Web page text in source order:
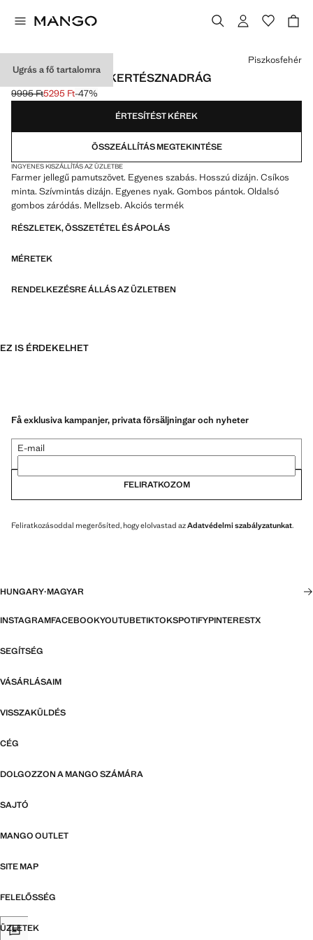
Ugrás a fő tartalomra
CSÍKOS FARMER KERTÉSZNADRÁG
Kezdeti ár áthúzva [9995 Ft ]
9995 Ft
Jelenlegi ár [5295 Ft ]
5295 Ft-47%
Válassz egy színt
Piszkosfehér
ÉRTESÍTÉST KÉREK
ÖSSZEÁLLÍTÁS MEGTEKINTÉSE
INGYENES KISZÁLLÍTÁS AZ ÜZLETBE
Farmer jellegű pamutszövet. Egyenes szabás. Hosszú dizájn. Csíkos
minta. Szívmintás dizájn. Egyenes nyak. Gombos pántok. Oldalsó
gombos záródás. Mellzseb. Akciós termék
RÉSZLETEK, ÖSSZETÉTEL ÉS ÁPOLÁS
MÉRETEK
RENDELKEZÉSRE ÁLLÁS AZ ÜZLETBEN
EZ IS ÉRDEKELHET
Få exklusiva kampanjer, privata försäljningar och nyheter
E-mail
FELIRATKOZOM
Feliratkozásoddal megerősíted, hogy elolvastad azAdatvédelmi szabályzatunkat.
HUNGARY·MAGYAR
INSTAGRAMFACEBOOKYOUTUBETIKTOKSPOTIFYPINTERESTX
SEGÍTSÉG
VÁSÁRLÁSAIM
VISSZAKÜLDÉS
CÉG
DOLGOZZON A MANGO SZÁMÁRA
SAJTÓ
MANGO OUTLET
SITE MAP
FELELŐSSÉG
ÜZLETEK